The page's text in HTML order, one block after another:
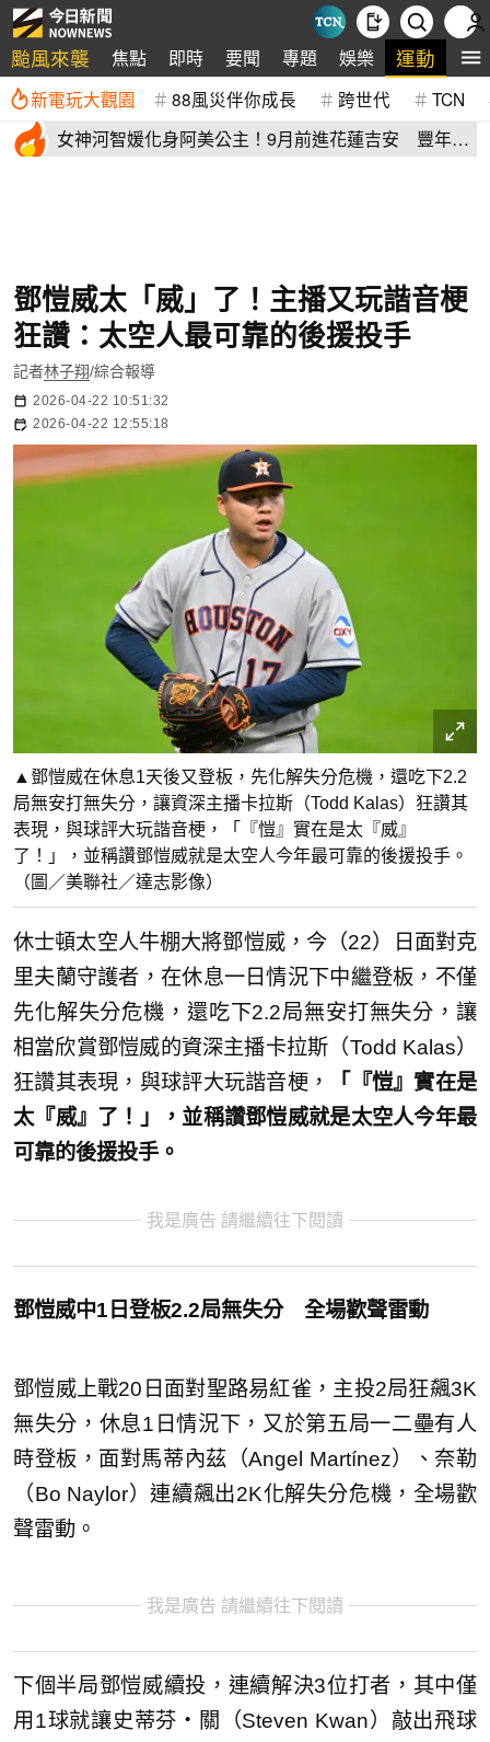
颱風來襲 焦點 即時 要聞 專題 娛樂 運動 全
新電玩大觀園 88風災伴你成長 跨世代 TCN
女神河智媛化身阿美公主！9月前進花蓮吉安 豐年節
鄧愷威太「威」了！主播又玩諧音梗
狂讚：太空人最可靠的後援投手
記者林子翔/綜合報導
2026-04-22 10:51:32
2026-04-22 12:55:18
▲鄧愷威在休息1天後又登板，先化解失分危機，還吃下2.2
局無安打無失分，讓資深主播卡拉斯（Todd Kalas）狂讚其
表現，與球評大玩諧音梗，「『愷』實在是太『威』
了！」，並稱讚鄧愷威就是太空人今年最可靠的後援投手。
（圖／美聯社／達志影像）
休士頓太空人牛棚大將鄧愷威，今（22）日面對克
里夫蘭守護者，在休息一日情況下中繼登板，不僅
先化解失分危機，還吃下2.2局無安打無失分，讓
相當欣賞鄧愷威的資深主播卡拉斯（Todd Kalas）
狂讚其表現，與球評大玩諧音梗，
「『愷』實在是
太『威』了！」，並稱讚鄧愷威就是太空人今年最
可靠的後援投手。
我是廣告 請繼續往下閱讀
鄧愷威中1日登板2.2局無失分 全場歡聲雷動
鄧愷威上戰20日面對聖路易紅雀，主投2局狂飆3K
無失分，休息1日情況下，又於第五局一二壘有人
時登板，面對馬蒂內茲（Angel Martínez）、奈勒
（Bo Naylor）連續飆出2K化解失分危機，全場歡
聲雷動。
我是廣告 請繼續往下閱讀
下個半局鄧愷威續投，連續解決3位打者，其中僅
用1球就讓史蒂芬‧關（Steven Kwan）敲出飛球